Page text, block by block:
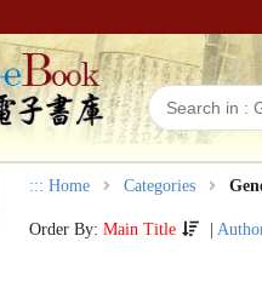
::: Home Categories
Order By:Main Title